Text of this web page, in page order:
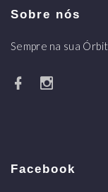
Sobre nós
Sempre na sua
Facebook